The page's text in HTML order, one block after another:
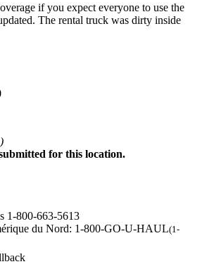
if you expect everyone to use the
The rental truck was dirty inside
for this location.
1-800-663-5613
du Nord: 1-800-GO-U-HAUL(1-